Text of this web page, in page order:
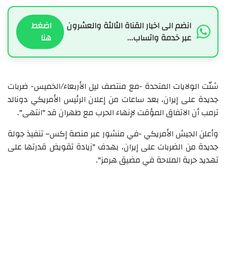
انضم الى اخبار القناة الثالثة والعشرون
عبر خدمة واتساب...
اضغط
هنا
شنّت الولايات المتحدة -مع منتصف ليل الأربعاء/الخميس- ضربات
جديدة على إيران، بعد ساعات من إعلان الرئيس الأمريكي دونالد
⁠ترمب أن الاتفاق المؤقت لإنهاء الحرب مع طهران قد "انتهى".
وأعلن الجيش الأمريكي -في منشور عبر منصة إكس– تنفيذ جولة
جديدة من الضربات على إيران، بهدف "زيادة تقويض قدرتها على
تهديد حرية الملاحة في مضيق هرمز".